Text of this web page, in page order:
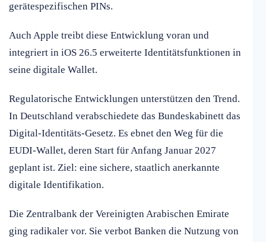
gerätespezifischen PINs.
Auch Apple treibt diese Entwicklung voran und
integriert in iOS 26.5 erweiterte Identitätsfunktionen in
seine digitale Wallet.
Regulatorische Entwicklungen unterstützen den Trend.
In Deutschland verabschiedete das Bundeskabinett das
Digital-Identitäts-Gesetz. Es ebnet den Weg für die
EUDI-Wallet, deren Start für Anfang Januar 2027
geplant ist. Ziel: eine sichere, staatlich anerkannte
digitale Identifikation.
Die Zentralbank der Vereinigten Arabischen Emirate
ging radikaler vor. Sie verbot Banken die Nutzung von